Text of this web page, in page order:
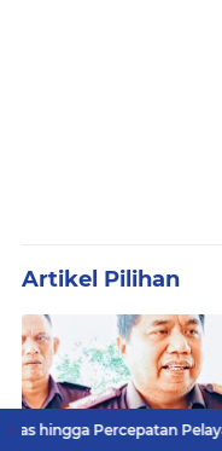
Artikel Pilihan
Kejagung Mutasi 90 Kajari:
Pelayanan Rp6